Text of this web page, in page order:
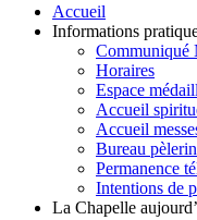
Accueil
Informations
Horaires
Espace
Accueil
Accueil
Bureau
Permanence
Intentions de
La Chapelle